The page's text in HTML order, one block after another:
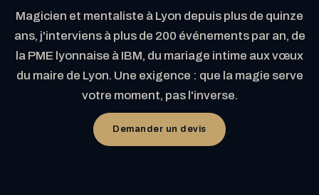
Magicien et mentaliste à Lyon depuis plus de quinze
ans, j'interviens à plus de 200 événements par an, de
la PME lyonnaise à IBM, du mariage intime aux vœux
du maire de Lyon. Une exigence : que la magie serve
votre moment, pas l'inverse.
Demander un devis